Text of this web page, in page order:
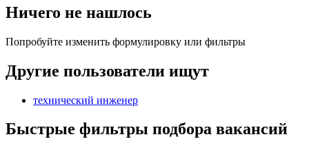
Ничего не нашлось
Попробуйте изменить формулировку или фильтры
Другие пользователи ищут
технический инженер
Быстрые фильтры подбора вакансий